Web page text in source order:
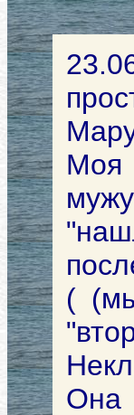
Моя
(
Она